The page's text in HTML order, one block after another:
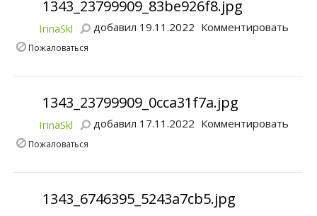
1343_23799909_83be926f8.jpg
IrinaSkl добавил 19.11.2022 Комментировать
Пожаловаться
1343_23799909_0cca31f7a.jpg
IrinaSkl добавил 17.11.2022 Комментировать
Пожаловаться
1343_6746395_5243a7cb5.jpg